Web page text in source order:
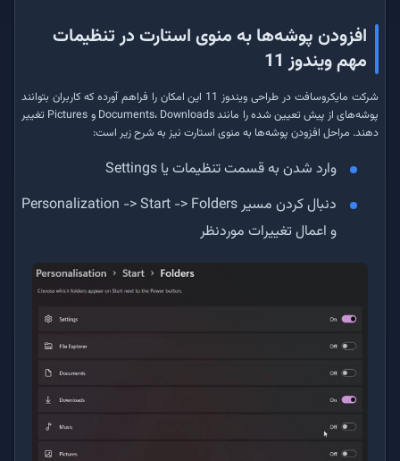
افزودن پوشه‌ها به منوی استارت در تنظیمات
مهم ویندوز 11
شرکت مایکروسافت در طراحی ویندوز 11 این امکان را فراهم آورده که کاربران بتوانند
پوشه‌های از پیش تعیین شده را مانند Documents، Downloads و Pictures تغییر
دهند. مراحل افزودن پوشه‌ها به منوی استارت نیز به شرح زیر است:
وارد شدن به قسمت تنظیمات یا Settings
دنبال کردن مسیر Personalization -> Start -> Folders
و اعمال تغییرات موردنظر